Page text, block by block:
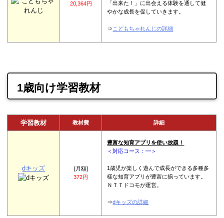
20,364円
「出来た！」に出会える体験を通して健
やかな成長を促していきます。
⇒ こどもちゃれんじの詳細
1歳向け学習教材
学習教材 教材費 詳細
dキッズ
[月額]
372円
豊富な知育アプリを使い放題！
＜対応コース：━＞
1歳児が楽しく遊んで成長ができる多種多
様な知育アプリが豊富に揃っています。
ＮＴＴドコモが運営。
⇒dキッズの詳細